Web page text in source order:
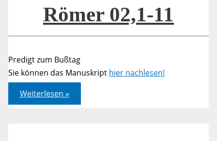
Römer 02,1-11
Predigt zum Bußtag
Sie können das Manuskript hier nachlesen!
Römer
02,1-
11
Weiterlesen »